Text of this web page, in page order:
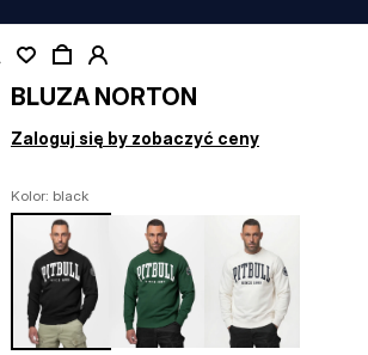
BLUZA NORTON
Zaloguj się by zobaczyć ceny
Kolor: black